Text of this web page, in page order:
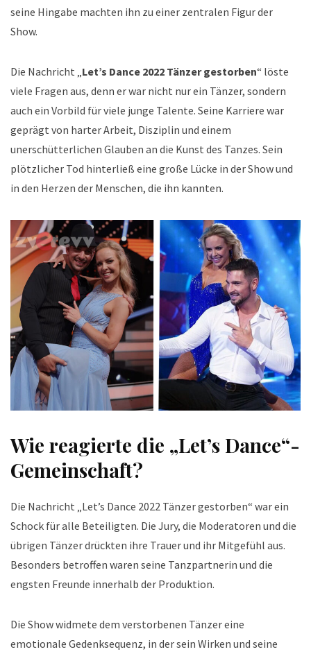
seine Hingabe machten ihn zu einer zentralen Figur der
Show.
Die Nachricht „ Let’s Dance 2022 Tänzer gestorben“ löste
viele Fragen aus, denn er war nicht nur ein Tänzer, sondern
auch ein Vorbild für viele junge Talente. Seine Karriere war
geprägt von harter Arbeit, Disziplin und einem
unerschütterlichen Glauben an die Kunst des Tanzes. Sein
plötzlicher Tod hinterließ eine große Lücke in der Show und
in den Herzen der Menschen, die ihn kannten.
Wie reagierte die „Let’s Dance“-
Gemeinschaft?
Die Nachricht „Let’s Dance 2022 Tänzer gestorben“ war ein
Schock für alle Beteiligten. Die Jury, die Moderatoren und die
übrigen Tänzer drückten ihre Trauer und ihr Mitgefühl aus.
Besonders betroffen waren seine Tanzpartnerin und die
engsten Freunde innerhalb der Produktion.
Die Show widmete dem verstorbenen Tänzer eine
emotionale Gedenksequenz, in der sein Wirken und seine